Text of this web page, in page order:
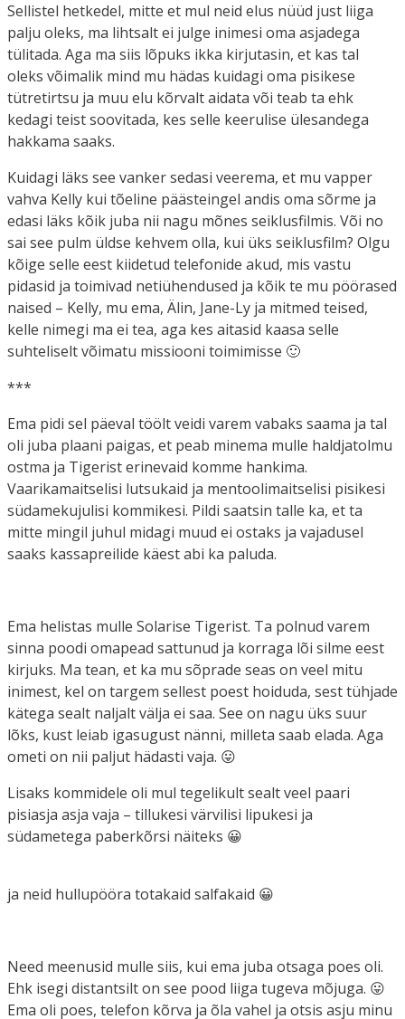
Sellistel hetkedel, mitte et mul neid elus nüüd just liiga
palju oleks, ma lihtsalt ei julge inimesi oma asjadega
tülitada. Aga ma siis lõpuks ikka kirjutasin, et kas tal
oleks võimalik mind mu hädas kuidagi oma pisikese
tütretirtsu ja muu elu kõrvalt aidata või teab ta ehk
kedagi teist soovitada, kes selle keerulise ülesandega
hakkama saaks.
Kuidagi läks see vanker sedasi veerema, et mu vapper
vahva Kelly kui tõeline päästeingel andis oma sõrme ja
edasi läks kõik juba nii nagu mõnes seiklusfilmis. Või no
sai see pulm üldse kehvem olla, kui üks seiklusfilm? Olgu
kõige selle eest kiidetud telefonide akud, mis vastu
pidasid ja toimivad netiühendused ja kõik te mu pöörased
naised – Kelly, mu ema, Älin, Jane-Ly ja mitmed teised,
kelle nimegi ma ei tea, aga kes aitasid kaasa selle
suhteliselt võimatu missiooni toimimisse 🙂
***
Ema pidi sel päeval töölt veidi varem vabaks saama ja tal
oli juba plaani paigas, et peab minema mulle haldjatolmu
ostma ja Tigerist erinevaid komme hankima.
Vaarikamaitselisi lutsukaid ja mentoolimaitselisi pisikesi
südamekujulisi kommikesi. Pildi saatsin talle ka, et ta
mitte mingil juhul midagi muud ei ostaks ja vajadusel
saaks kassapreilide käest abi ka paluda.
Ema helistas mulle Solarise Tigerist. Ta polnud varem
sinna poodi omapead sattunud ja korraga lõi silme eest
kirjuks. Ma tean, et ka mu sõprade seas on veel mitu
inimest, kel on targem sellest poest hoiduda, sest tühjade
kätega sealt naljalt välja ei saa. See on nagu üks suur
lõks, kust leiab igasugust nänni, milleta saab elada. Aga
ometi on nii paljut hädasti vaja. 😛
Lisaks kommidele oli mul tegelikult sealt veel paari
pisiasja asja vaja – tillukesi värvilisi lipukesi ja
südametega paberkõrsi näiteks 😀
ja neid hullupööra totakaid salfakaid 😀
Need meenusid mulle siis, kui ema juba otsaga poes oli.
Ehk isegi distantsilt on see pood liiga tugeva mõjuga. 😛
Ema oli poes, telefon kõrva ja õla vahel ja otsis asju minu